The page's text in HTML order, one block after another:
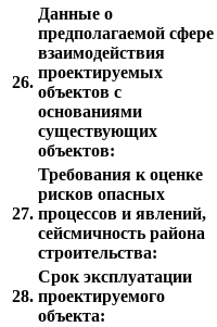
26.
Данные о
предполагаемой сфере
взаимодействия
проектируемых
объектов с
основаниями
существующих
объектов:
27.
Требования к оценке
рисков опасных
процессов и явлений,
сейсмичность района
строительства:
28.
Срок эксплуатации
проектируемого
объекта: